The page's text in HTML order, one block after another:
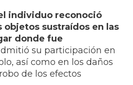
individuo reconoció
objetos sustraídos en las
donde fue
su participación en
así como en los daños
de los efectos